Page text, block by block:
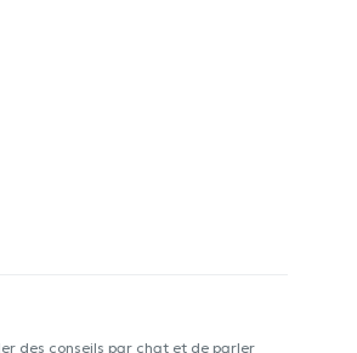
des conseils par chat et de parler